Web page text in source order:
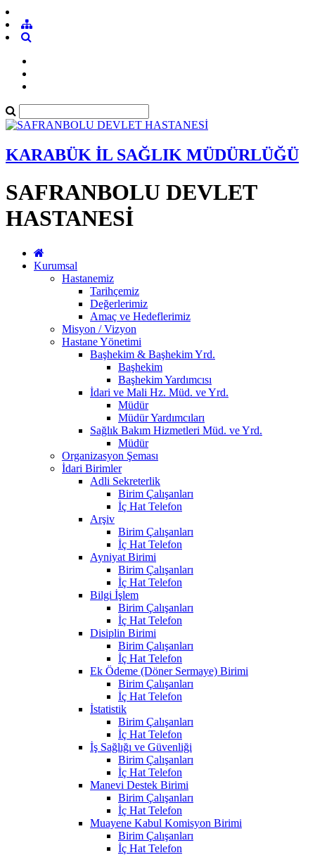
KARABÜK İL SAĞLIK MÜDÜRLÜĞÜ
SAFRANBOLU DEVLET
HASTANESİ
Kurumsal
Hastanemiz
Tarihçemiz
Değerlerimiz
Amaç ve Hedeflerimiz
Misyon / Vizyon
Hastane Yönetimi
Başhekim & Başhekim Yrd.
Başhekim
Başhekim Yardımcısı
İdari ve Mali Hz. Müd. ve Yrd.
Müdür
Müdür Yardımcıları
Sağlık Bakım Hizmetleri Müd. ve Yrd.
Müdür
Organizasyon Şeması
İdari Birimler
Adli Sekreterlik
Birim Çalışanları
İç Hat Telefon
Arşiv
Birim Çalışanları
İç Hat Telefon
Ayniyat Birimi
Birim Çalışanları
İç Hat Telefon
Bilgi İşlem
Birim Çalışanları
İç Hat Telefon
Disiplin Birimi
Birim Çalışanları
İç Hat Telefon
Ek Ödeme (Döner Sermaye) Birimi
Birim Çalışanları
İç Hat Telefon
İstatistik
Birim Çalışanları
İç Hat Telefon
İş Sağlığı ve Güvenliği
Birim Çalışanları
İç Hat Telefon
Manevi Destek Birimi
Birim Çalışanları
İç Hat Telefon
Muayene Kabul Komisyon Birimi
Birim Çalışanları
İç Hat Telefon